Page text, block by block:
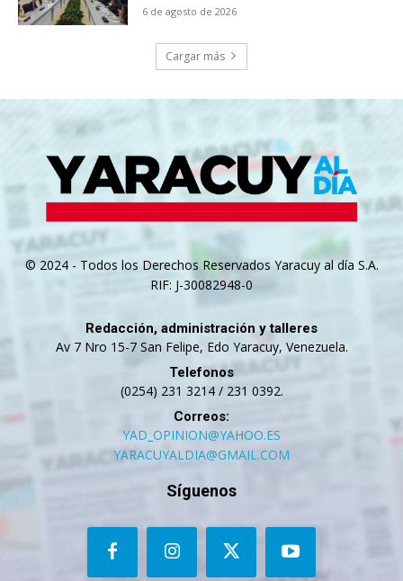
6 de agosto de 2026
Cargar más
© 2024 - Todos los Derechos Reservados Yaracuy al día S.A.
RIF: J-30082948-0
Redacción, administración y talleres
Av 7 Nro 15-7 San Felipe, Edo Yaracuy, Venezuela.
Telefonos
(0254) 231 3214 / 231 0392.
Correos:
YAD_OPINION@YAHOO.ES
YARACUYALDIA@GMAIL.COM
Síguenos